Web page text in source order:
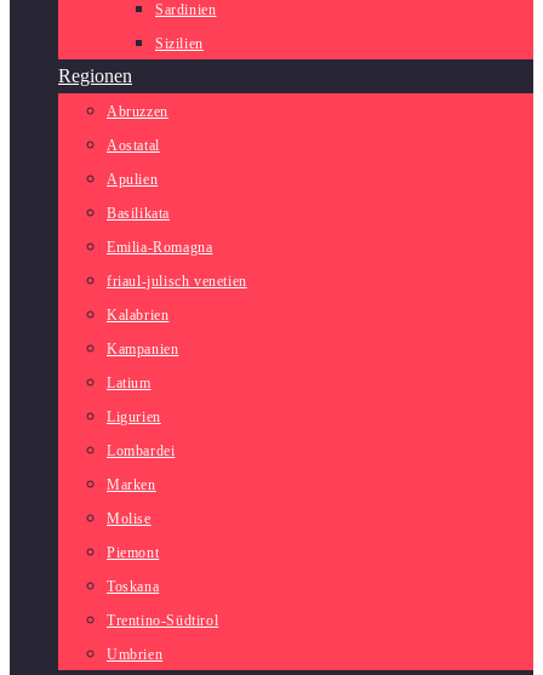
Sardinien
Sizilien
Regionen
Abruzzen
Aostatal
Apulien
Basilikata
Emilia-Romagna
friaul-julisch venetien
Kalabrien
Kampanien
Latium
Ligurien
Lombardei
Marken
Molise
Piemont
Toskana
Trentino-Südtirol
Umbrien